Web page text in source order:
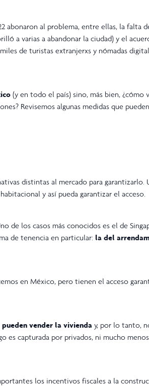
abonaron al problema, entre ellas, la falta
a varias a abandonar la ciudad) y el
de turistas extranjerxs y nómadas
(y en todo el país) sino, más bien, ¿cómo
Revisemos algunas medidas que
distintas al mercado para garantizarlo.
y así pueda garantizar el acceso.
de los casos más conocidos es el de
de tenencia en particular: la del
en México, pero tienen el acceso
pueden vender la vivienda y, por lo tanto,
es capturada por privados, ni mucho
los incentivos fiscales a la